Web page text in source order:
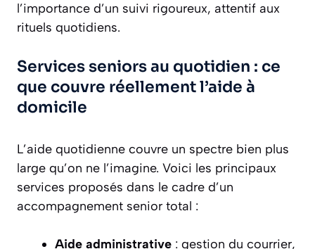
l’importance d’un suivi rigoureux, attentif aux
rituels quotidiens.
Services seniors au quotidien : ce
que couvre réellement l’aide à
domicile
L’aide quotidienne couvre un spectre bien plus
large qu’on ne l’imagine. Voici les principaux
services proposés dans le cadre d’un
accompagnement senior total :
Aide administrative : gestion du courrier,